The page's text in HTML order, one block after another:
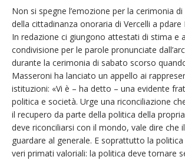
Non si spegne l’emozione per la cerimonia
della cittadinanza onoraria di Vercelli a pdare
In redazione ci giungono attestati di stima e
condivisione per le parole pronunciate
durante la cerimonia di sabato scorso
Masseroni ha lanciato un appello ai
istituzioni: «Vi è – ha detto – una evidente
politica e società. Urge una riconciliazione
il recupero da parte della politica della
deve riconciliarsi con il mondo, vale dire che
guardare al generale. E soprattutto la
veri primati valoriali: la politica deve tornare